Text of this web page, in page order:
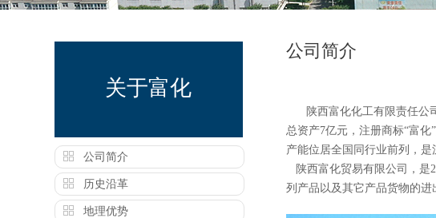
关于富化
公司简介
历史沿革
地理优势
公司简介
陕西富化化工有限责任公
总资产7亿元，注册商标“富
产能位居全国同行业前列，
陕西富化贸易有限公司
，
列产品以及其它产品货物的进